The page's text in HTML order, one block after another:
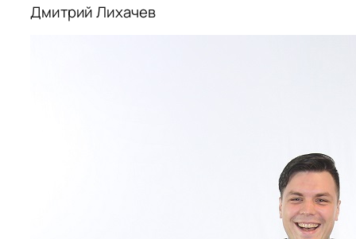
Дмитрий Лихачев